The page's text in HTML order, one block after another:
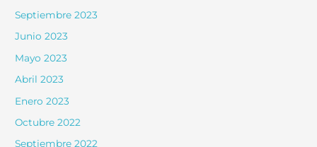
Septiembre 2023
Junio 2023
Mayo 2023
Abril 2023
Enero 2023
Octubre 2022
Septiembre 2022